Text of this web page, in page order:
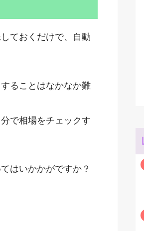
ておくだけで、自動
ることはなかなか難
で相場をチェックす
はいかかがですか？